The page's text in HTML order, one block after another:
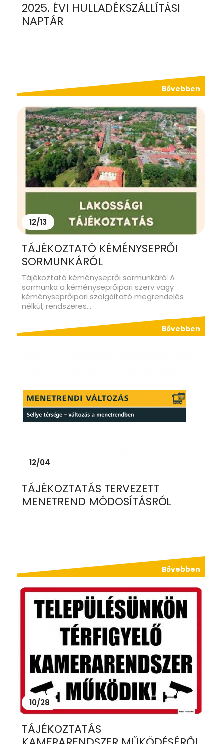
2025. ÉVI HULLADÉKSZÁLLÍTÁSI
NAPTÁR
Bővebben
12/13
TÁJÉKOZTATÓ KÉMÉNYSEPRŐI
SORMUNKÁRÓL
Tájékoztató kéményseprői sormunkáról A
sormunka a kéményseprőipari szerv vagy
kéményseprőipari szolgáltató megrendelés
nélkül, rendszeres...
Bővebben
12/04
TÁJÉKOZTATÁS TERVEZETT
MENETREND MÓDOSÍTÁSRÓL
Bővebben
10/28
TÁJÉKOZTATÁS